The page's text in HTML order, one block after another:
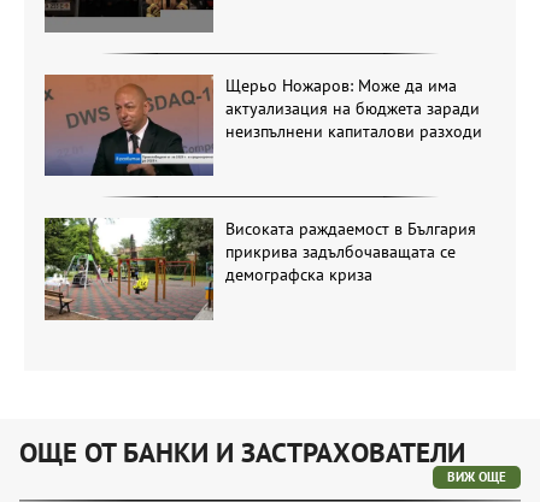
Щерьо Ножаров: Може да има
актуализация на бюджета заради
неизпълнени капиталови разходи
Високата раждаемост в България
прикрива задълбочаващата се
демографска криза
ОЩЕ ОТ БАНКИ И ЗАСТРАХОВАТЕЛИ
ВИЖ ОЩЕ